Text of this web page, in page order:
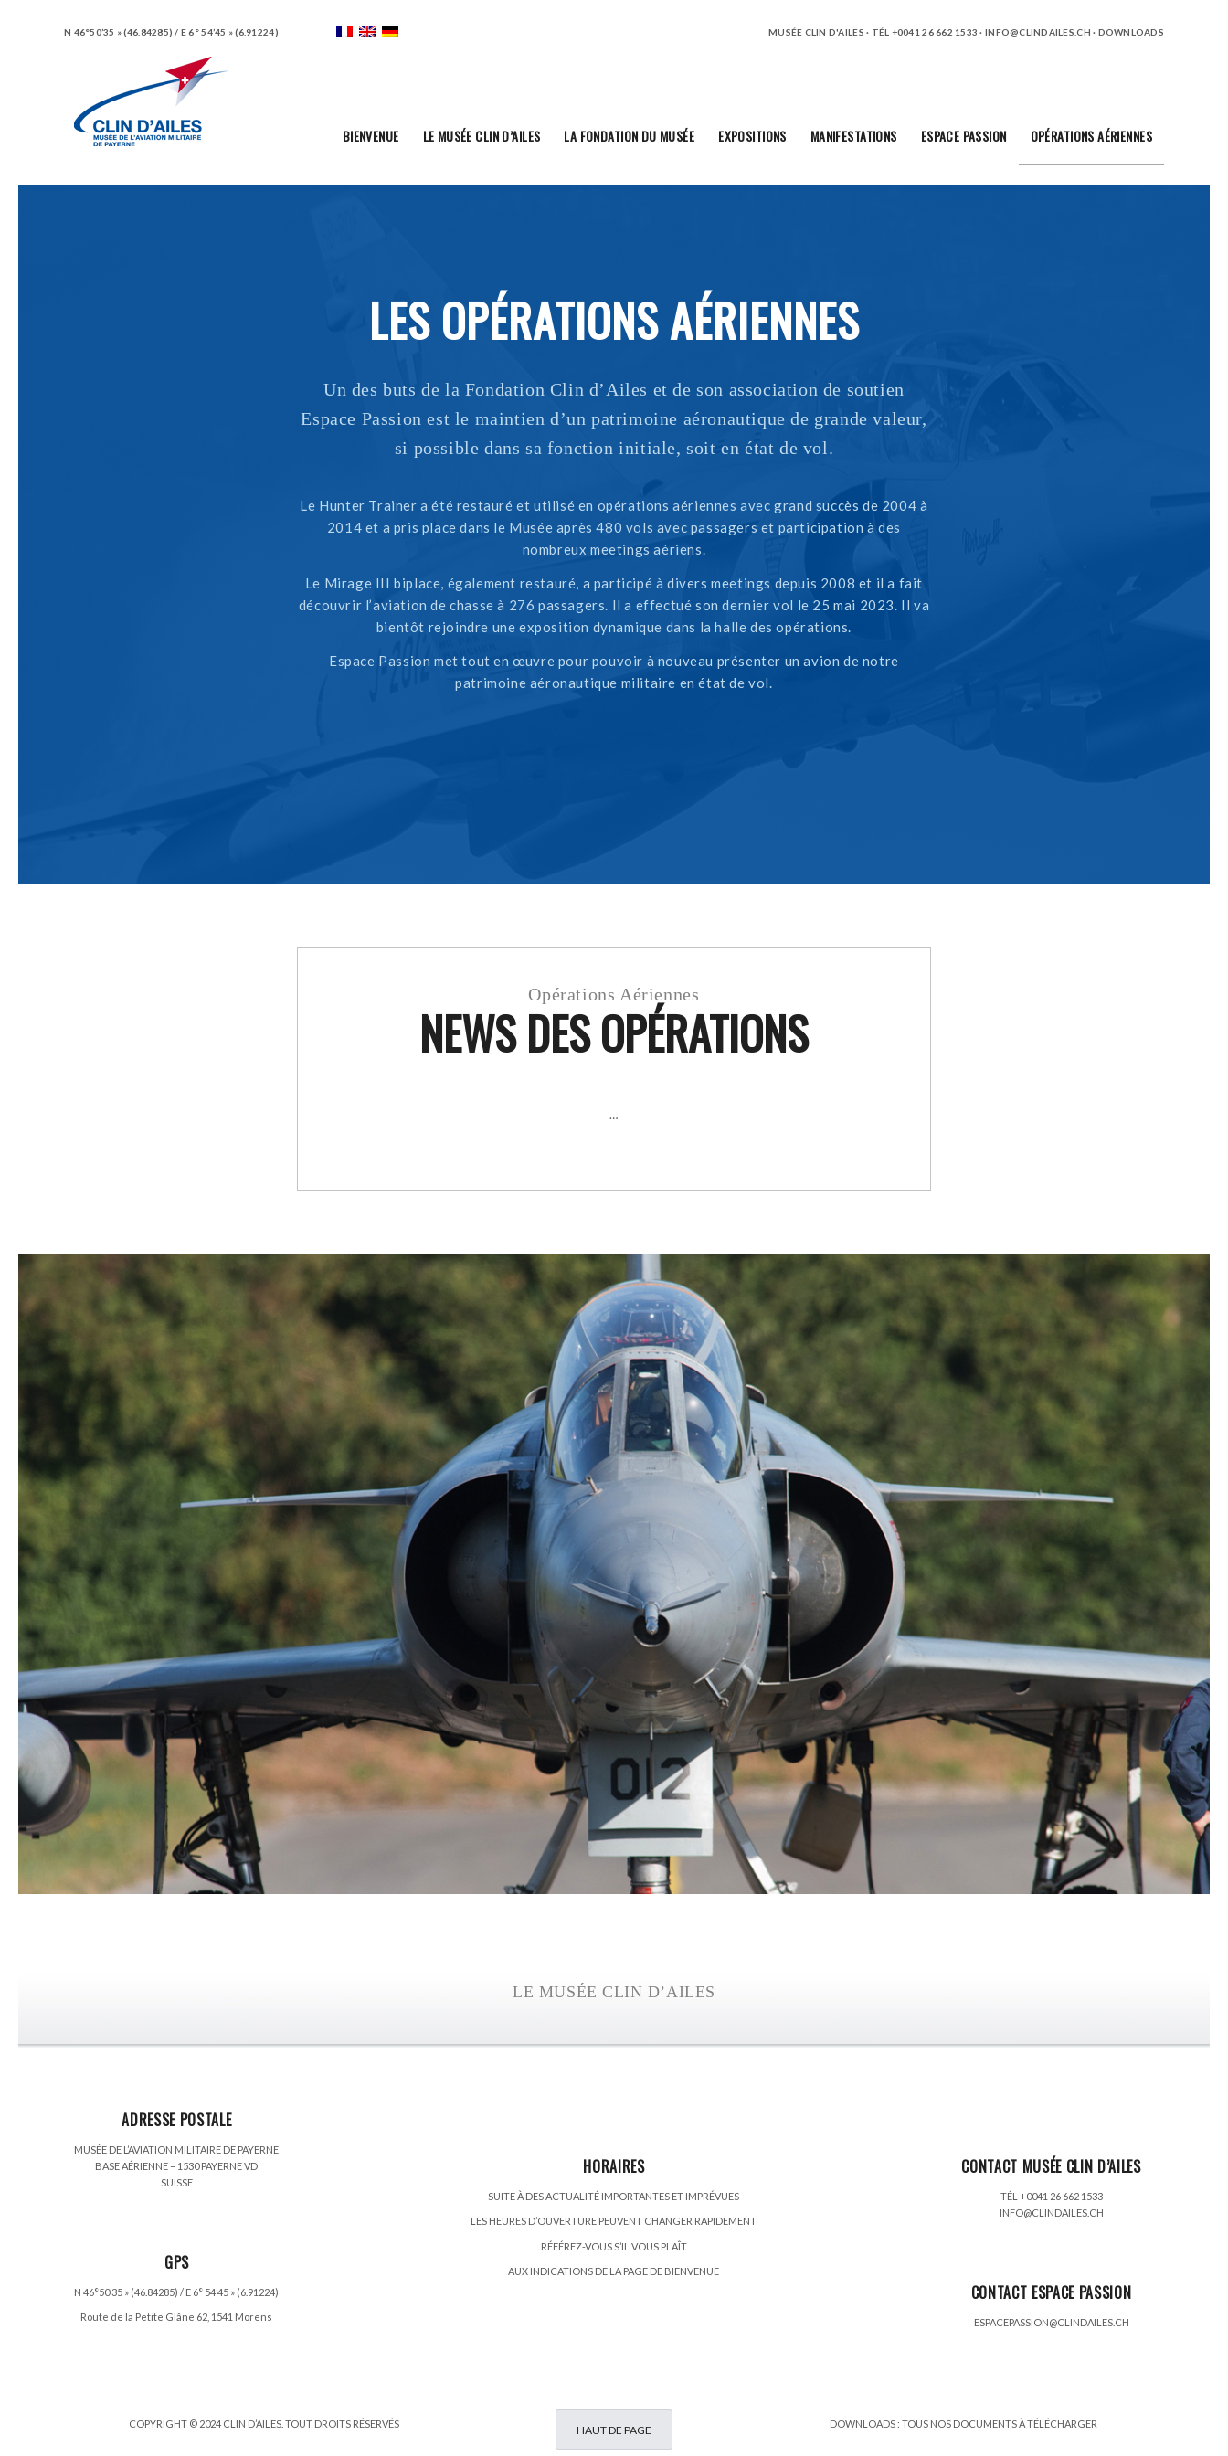
N 46°50’35 » (46.84285) / E 6° 54’45 » (6.91224) MUSÉE CLIN D'AILES · TÉL +0041 26 662 1533 · INFO@CLINDAILES.CH · DOWNLOADS
BIENVENUE LE MUSÉE CLIN D’AILES LA FONDATION DU MUSÉE EXPOSITIONS MANIFESTATIONS ESPACE PASSION OPÉRATIONS AÉRIENNES
LES OPÉRATIONS AÉRIENNES
Un des buts de la Fondation Clin d’Ailes et de son association de soutien
Espace Passion est le maintien d’un patrimoine aéronautique de grande valeur,
si possible dans sa fonction initiale, soit en état de vol.
Le Hunter Trainer a été restauré et utilisé en opérations aériennes avec grand succès de 2004 à
2014 et a pris place dans le Musée après 480 vols avec passagers et participation à des
nombreux meetings aériens.
Le Mirage III biplace, également restauré, a participé à divers meetings depuis 2008 et il a fait
découvrir l’aviation de chasse à 276 passagers. Il a effectué son dernier vol le 25 mai 2023. Il va
bientôt rejoindre une exposition dynamique dans la halle des opérations.
Espace Passion met tout en œuvre pour pouvoir à nouveau présenter un avion de notre
patrimoine aéronautique militaire en état de vol.
Opérations Aériennes
NEWS DES OPÉRATIONS
…
LE MUSÉE CLIN D’AILES
ADRESSE POSTALE
MUSÉE DE L’AVIATION MILITAIRE DE PAYERNE
BASE AÉRIENNE – 1530 PAYERNE VD
SUISSE
GPS
N 46°50’35 » (46.84285) / E 6° 54’45 » (6.91224)
Route de la Petite Glâne 62, 1541 Morens
HORAIRES
SUITE À DES ACTUALITÉ IMPORTANTES ET IMPRÉVUES
LES HEURES D’OUVERTURE PEUVENT CHANGER RAPIDEMENT
RÉFÉREZ-VOUS S’IL VOUS PLAÎT
AUX INDICATIONS DE LA PAGE DE BIENVENUE
CONTACT MUSÉE CLIN D’AILES
TÉL +0041 26 662 1533
INFO@CLINDAILES.CH
CONTACT ESPACE PASSION
ESPACEPASSION@CLINDAILES.CH
COPYRIGHT © 2024 CLIN D’AILES. TOUT DROITS RÉSERVÉS
HAUT DE PAGE
DOWNLOADS :TOUS NOS DOCUMENTS À TÉLÉCHARGER